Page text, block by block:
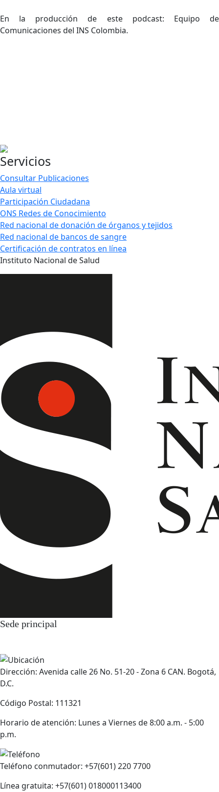
En la producción de este podcast: Equipo de
Comunicaciones del INS Colombia.​
Servicios
Consultar Publicaciones
Aula virtual
Participación Ciudadana
ONS Redes de Conocimiento
Red nacional de donación de órganos y tejidos
Red nacional de bancos de sangre
Certificación de contratos en línea
Instituto Nacional de Salud
Sede principal
Dirección: Avenida calle 26 No. 51-20 - Zona 6 CAN. Bogotá,
D.C.
Código Postal: 111321
Horario de atención: Lunes a Viernes de 8:00 a.m. - 5:00
p.m.
Teléfono conmutador: +57(601) 220 7700
Línea gratuita: +57(601) 018000113400